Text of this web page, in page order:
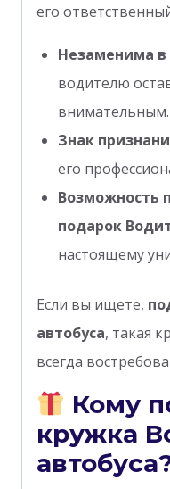
его
Незаменима в
водителю
внимательным.
Знак
его
Возможность
подарок
настоящему
Если вы ищете,
автобуса, такая
всегда
Кому
кружка